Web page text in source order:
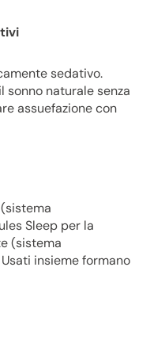
sedativo.
sonno naturale senza
assuefazione con
Sleep per la
(sistema
insieme formano